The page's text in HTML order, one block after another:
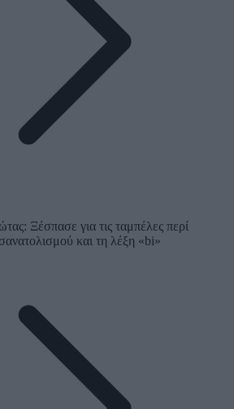
Ξέσπασε για τις ταμπέλες περί
και τη λέξη «bi»